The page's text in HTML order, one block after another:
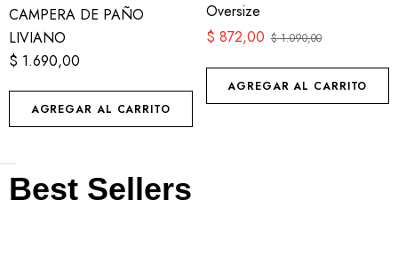
CAMPERA DE PAÑO
LIVIANO
$ 1.690,00
AGREGAR AL CARRITO
Oversize
$1.090,00
$ 872,00
AGREGAR AL CARRITO
Best Sellers